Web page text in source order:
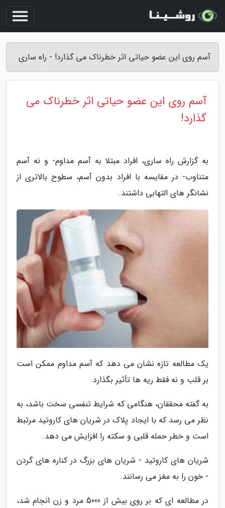
آسم روی این عضو حیاتی اثر خطرناک می گذارد! - راه ساری
آسم روی این عضو حیاتی اثر خطرناک می
گذارد!
به گزارش راه ساری، افراد مبتلا به آسم مداوم- و نه آسم
متناوب- در مقایسه با افراد بدون آسم، سطوح بالاتری از
نشانگر های التهابی داشتند.
یک مطالعه تازه نشان می دهد که آسم مداوم ممکن است
بر قلب و نه فقط ریه ها تأثیر بگذارد.
به گفته محققان، هنگامی که شرایط تنفسی سخت باشد، به
نظر می رسد که با ایجاد پلاک در شریان های کاروتید مرتبط
است و خطر حمله قلبی و سکته را افزایش می دهد.
شریان های کاروتید - شریان های بزرگ در کناره های گردن
- خون را به مغز می رسانند.
در مطالعه ای که بر روی بیش از 5000 مرد و زن انجام شد،